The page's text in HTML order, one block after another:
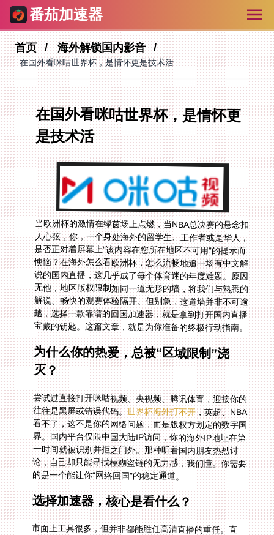
番茄加速器
首页 海外解锁国内影音
在国外看咪咕世界杯，是情怀更是技术活
在国外看咪咕世界杯，是情怀更
是技术活
当欧洲杯的激情在绿茵场上点燃，当NBA总决赛的悬念扣
人心弦，你，一个身处海外的留学生、工作者或是华人，
是否正对着屏幕上“该内容在您所在地区不可用”的提示而
懊恼？在海外怎么看欧洲杯，怎么流畅地追一场有中文解
说的国内直播，这几乎成了每个体育迷的年度难题。原因
无他，地区版权限制如同一道无形的墙，将我们与熟悉的
解说、畅快的观赛体验隔开。但别急，这道墙并非不可逾
越，选择一款靠谱的回国加速器，就是拿到打开国内直播
宝藏的钥匙。这篇文章，就是为你准备的终极行动指南。
为什么你的热爱，总被“区域限制”浇
灭？
尝试过直接打开咪咕视频、央视频、腾讯体育，迎接你的
往往是黑屏或错误代码。世界杯海外打不开，英超、NBA
看不了，这不是你的网络问题，而是版权方划定的数字国
界。国内平台仅限中国大陆IP访问，你的海外IP地址在第
一时间就被识别并拒之门外。那种听着国内朋友热烈讨
论，自己却只能寻找模糊盗链的无力感，我们懂。你需要
的是一个能让你“网络回国”的稳定通道。
选择加速器，核心是看什么？
市面上工具很多，但并非都能胜任高清直播的重任。直
播，尤其是体育赛事直播，对网络的稳定性、延迟和带宽
要求极为苛刻。一次卡顿可能就错过了一个绝杀进球。因
此，你需要的不只是一个能“翻回去”的工具，而是一个为